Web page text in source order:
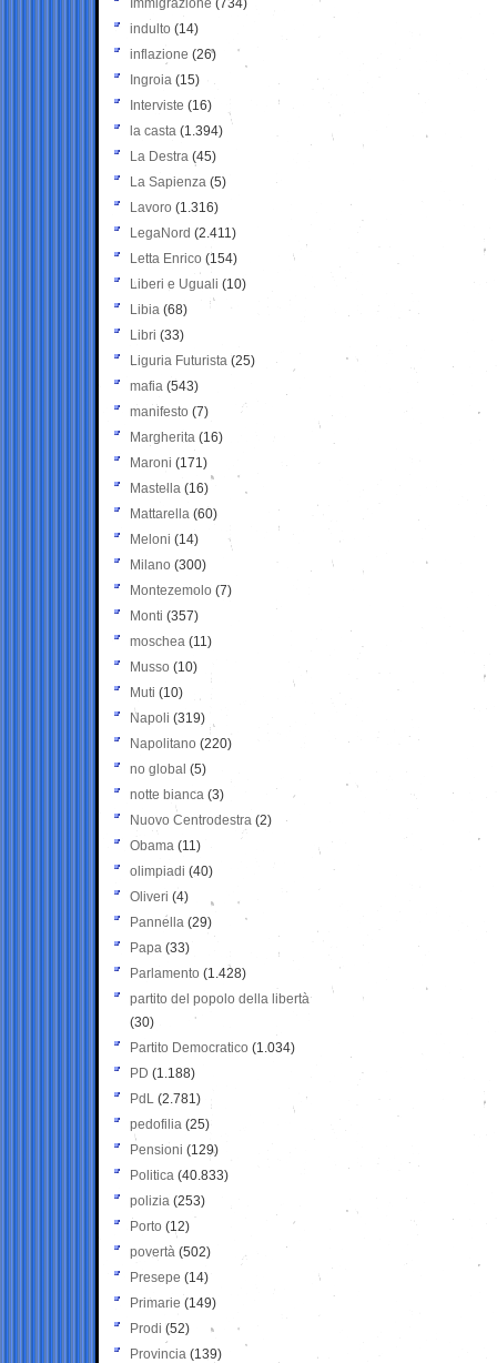
Immigrazione (734)
indulto (14)
inflazione (26)
Ingroia (15)
Interviste (16)
la casta (1.394)
La Destra (45)
La Sapienza (5)
Lavoro (1.316)
LegaNord (2.411)
Letta Enrico (154)
Liberi e Uguali (10)
Libia (68)
Libri (33)
Liguria Futurista (25)
mafia (543)
manifesto (7)
Margherita (16)
Maroni (171)
Mastella (16)
Mattarella (60)
Meloni (14)
Milano (300)
Montezemolo (7)
Monti (357)
moschea (11)
Musso (10)
Muti (10)
Napoli (319)
Napolitano (220)
no global (5)
notte bianca (3)
Nuovo Centrodestra (2)
Obama (11)
olimpiadi (40)
Oliveri (4)
Pannella (29)
Papa (33)
Parlamento (1.428)
partito del popolo della libertà
(30)
Partito Democratico (1.034)
PD (1.188)
PdL (2.781)
pedofilia (25)
Pensioni (129)
Politica (40.833)
polizia (253)
Porto (12)
povertà (502)
Presepe (14)
Primarie (149)
Prodi (52)
Provincia (139)